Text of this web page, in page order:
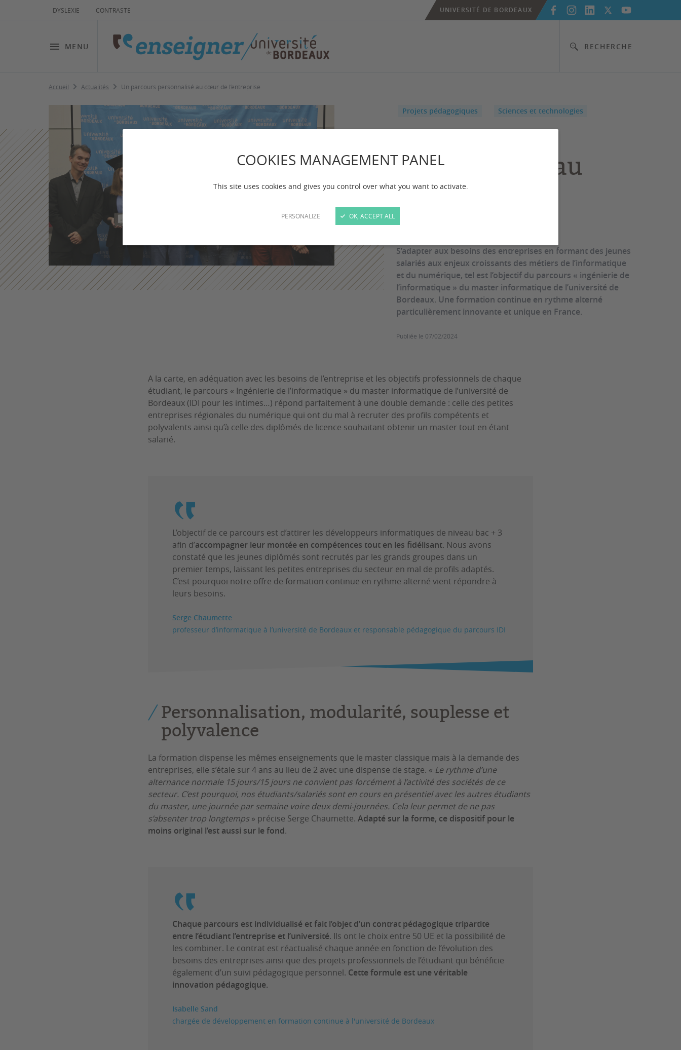
COOKIES MANAGEMENT PANEL
This site uses cookies and gives you control over what you want to activate.
PERSONALIZE OK, ACCEPT ALL
DYSLEXIE CONTRASTE
MENU RECHERCHE
UNIVERSITÉ DE BORDEAUX
Accueil Actualités Un parcours personnalisé au cœur de l’entreprise
Projets pédagogiques Sciences et technologies
personnalisé au
cœur de
l’entreprise
S’adapter aux besoins des entreprises en formant des jeunes
salariés aux enjeux croissants des métiers de l’informatique
et du numérique, tel est l’objectif du parcours « ingénierie de
l’informatique » du master informatique de l’université de
Bordeaux. Une formation continue en rythme alterné
particulièrement innovante et unique en France.
Publiée le 07/02/2024
A la carte, en adéquation avec les besoins de l’entreprise et les objectifs professionnels de chaque
étudiant, le parcours « Ingénierie de l’informatique » du master informatique de l’université de
Bordeaux (IDI pour les intimes…) répond parfaitement à une double demande : celle des petites
entreprises régionales du numérique qui ont du mal à recruter des profils compétents et
polyvalents ainsi qu’à celle des diplômés de licence souhaitant obtenir un master tout en étant
salarié.
L’objectif de ce parcours est d’attirer les développeurs informatiques de niveau bac + 3
afin d’accompagner leur montée en compétences tout en les fidélisant. Nous avons
constaté que les jeunes diplômés sont recrutés par les grands groupes dans un
premier temps, laissant les petites entreprises du secteur en mal de profils adaptés.
C’est pourquoi notre offre de formation continue en rythme alterné vient répondre à
leurs besoins.
Serge Chaumette
professeur d’informatique à l’université de Bordeaux et responsable pédagogique du parcours IDI
Personnalisation, modularité, souplesse et
polyvalence
La formation dispense les mêmes enseignements que le master classique mais à la demande des
entreprises, elle s’étale sur 4 ans au lieu de 2 avec une dispense de stage. « Le rythme d’une
alternance normale 15 jours/15 jours ne convient pas forcément à l’activité des sociétés de ce
secteur. C’est pourquoi, nos étudiants/salariés sont en cours en présentiel avec les autres étudiants
du master, une journée par semaine voire deux demi-journées. Cela leur permet de ne pas
s’absenter trop longtemps » précise Serge Chaumette. Adapté sur la forme, ce dispositif pour le
moins original l’est aussi sur le fond.
Chaque parcours est individualisé et fait l’objet d’un contrat pédagogique tripartite
entre l’étudiant l’entreprise et l’université. Ils ont le choix entre 50 UE et la possibilité de
les combiner. Le contrat est réactualisé chaque année en fonction de l’évolution des
besoins des entreprises ainsi que des projets professionnels de l’étudiant qui bénéficie
également d’un suivi pédagogique personnel. Cette formule est une véritable
innovation pédagogique.
Isabelle Sand
chargée de développement en formation continue à l'université de Bordeaux